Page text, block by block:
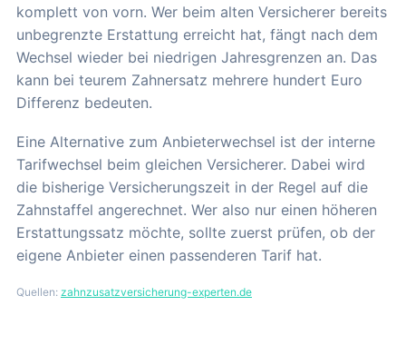
komplett von vorn. Wer beim alten Versicherer bereits
unbegrenzte Erstattung erreicht hat, fängt nach dem
Wechsel wieder bei niedrigen Jahresgrenzen an. Das
kann bei teurem Zahnersatz mehrere hundert Euro
Differenz bedeuten.
Eine Alternative zum Anbieterwechsel ist der interne
Tarifwechsel beim gleichen Versicherer. Dabei wird
die bisherige Versicherungszeit in der Regel auf die
Zahnstaffel angerechnet. Wer also nur einen höheren
Erstattungssatz möchte, sollte zuerst prüfen, ob der
eigene Anbieter einen passenderen Tarif hat.
Quellen: zahnzusatzversicherung-experten.de